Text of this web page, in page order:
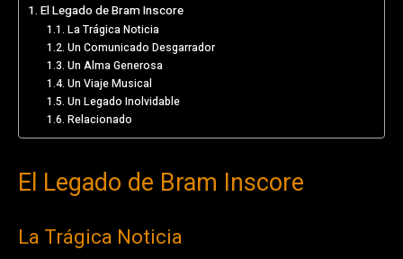
El Legado de Bram Inscore
La Trágica Noticia
Un Comunicado Desgarrador
Un Alma Generosa
Un Viaje Musical
Un Legado Inolvidable
Relacionado
El Legado de Bram Inscore
La Trágica Noticia